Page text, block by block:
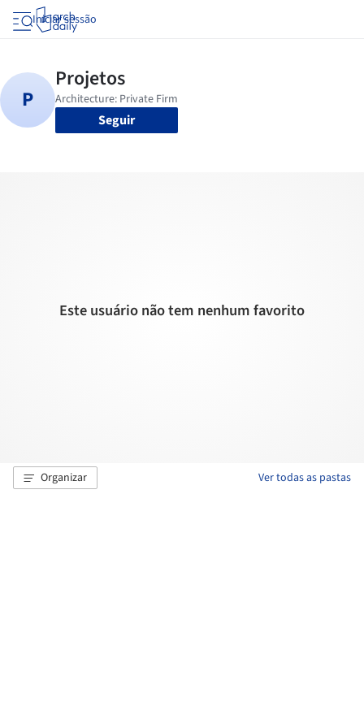
Iniciar sessão
Seguir
Este usuário não tem nenhum favorito
Organizar Ver todas as pastas